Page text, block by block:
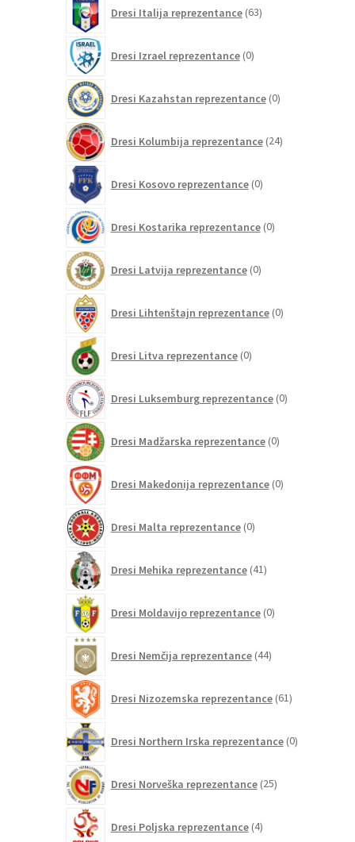
Dresi Italija reprezentance 63izdelkov
Dresi Izrael reprezentance 0izdelkov
Dresi Kazahstan reprezentance 0izdelkov
Dresi Kolumbija reprezentance 24izdelkov
Dresi Kosovo reprezentance 0izdelkov
Dresi Kostarika reprezentance 0izdelkov
Dresi Latvija reprezentance 0izdelkov
Dresi Lihtenštajn reprezentance 0izdelkov
Dresi Litva reprezentance 0izdelkov
Dresi Luksemburg reprezentance 0izdelkov
Dresi Madžarska reprezentance 0izdelkov
Dresi Makedonija reprezentance 0izdelkov
Dresi Malta reprezentance 0izdelkov
Dresi Mehika reprezentance 41izdelkov
Dresi Moldavijo reprezentance 0izdelkov
Dresi Nemčija reprezentance 44izdelkov
Dresi Nizozemska reprezentance 61izdelkov
Dresi Northern Irska reprezentance 0izdelkov
Dresi Norveška reprezentance 25izdelkov
Dresi Poljska reprezentance 4izdelki